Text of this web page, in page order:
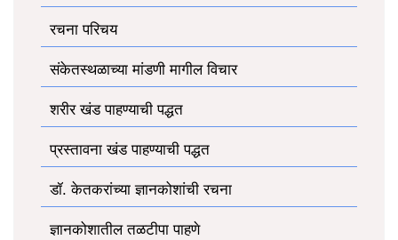
रचना परिचय
संकेतस्थळाच्या मांडणी मागील विचार
शरीर खंड पाहण्याची पद्धत
प्रस्तावना खंड पाहण्याची पद्धत
डॉ. केतकरांच्या ज्ञानकोशांची रचना
ज्ञानकोशातील तळटीपा पाहणे